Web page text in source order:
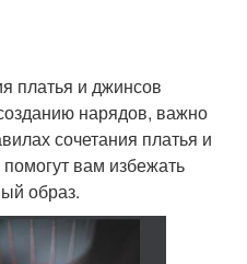
платья и джинсов
нарядов, важно
сочетания платья и
вам избежать
образ.